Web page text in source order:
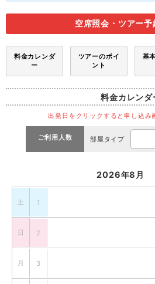
空席照会・ツアー予
料金カレンダ
ー
ツアーのポイ
ント
基
料金カレンダ
出発日をクリックすると申し込み
ご利用人数 部屋タイプ
2026年8月
土 1
日 2
月 3